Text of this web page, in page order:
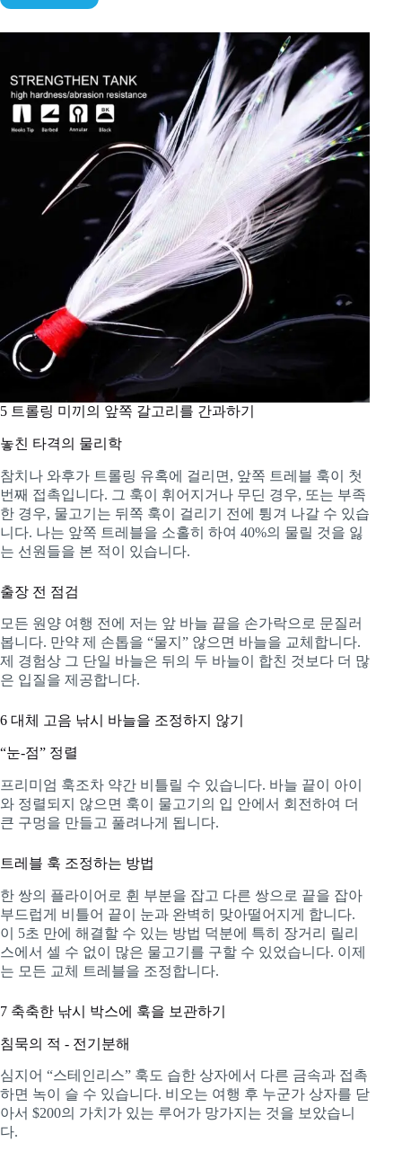
5 트롤링 미끼의 앞쪽 갈고리를 간과하기
놓친 타격의 물리학
참치나 와후가 트롤링 유혹에 걸리면, 앞쪽 트레블 훅이 첫
번째 접촉입니다. 그 훅이 휘어지거나 무딘 경우, 또는 부족
한 경우, 물고기는 뒤쪽 훅이 걸리기 전에 튕겨 나갈 수 있습
니다. 나는 앞쪽 트레블을 소홀히 하여 40%의 물릴 것을 잃
는 선원들을 본 적이 있습니다.
출장 전 점검
모든 원양 여행 전에 저는 앞 바늘 끝을 손가락으로 문질러
봅니다. 만약 제 손톱을 “물지” 않으면 바늘을 교체합니다.
제 경험상 그 단일 바늘은 뒤의 두 바늘이 합친 것보다 더 많
은 입질을 제공합니다.
6 대체 고음 낚시 바늘을 조정하지 않기
“눈‑점” 정렬
프리미엄 훅조차 약간 비틀릴 수 있습니다. 바늘 끝이 아이
와 정렬되지 않으면 훅이 물고기의 입 안에서 회전하여 더
큰 구멍을 만들고 풀려나게 됩니다.
트레블 훅 조정하는 방법
한 쌍의 플라이어로 휜 부분을 잡고 다른 쌍으로 끝을 잡아
부드럽게 비틀어 끝이 눈과 완벽히 맞아떨어지게 합니다.
이 5초 만에 해결할 수 있는 방법 덕분에 특히 장거리 릴리
스에서 셀 수 없이 많은 물고기를 구할 수 있었습니다. 이제
는 모든 교체 트레블을 조정합니다.
7 축축한 낚시 박스에 훅을 보관하기
침묵의 적 - 전기분해
심지어 “스테인리스” 훅도 습한 상자에서 다른 금속과 접촉
하면 녹이 슬 수 있습니다. 비오는 여행 후 누군가 상자를 닫
아서 $200의 가치가 있는 루어가 망가지는 것을 보았습니
다.